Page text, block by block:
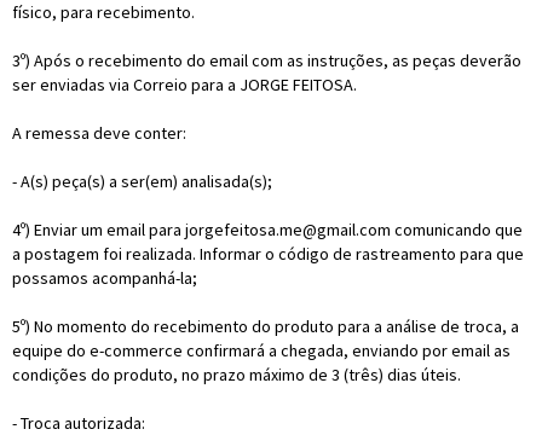
físico, para recebimento.
3º) Após o recebimento do email com as instruções, as peças deverão
ser enviadas via Correio para a JORGE FEITOSA.
A remessa deve conter:
- A(s) peça(s) a ser(em) analisada(s);
4º) Enviar um email para jorgefeitosa.me@gmail.com comunicando que
a postagem foi realizada. Informar o código de rastreamento para que
possamos acompanhá-la;
5º) No momento do recebimento do produto para a análise de troca, a
equipe do e-commerce confirmará a chegada, enviando por email as
condições do produto, no prazo máximo de 3 (três) dias úteis.
- Troca autorizada: